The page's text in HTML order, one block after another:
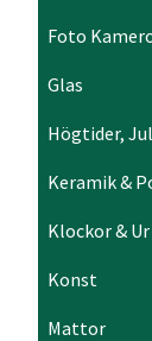
Foto
Glas
Högtider,
Keramik &
Klockor & Ur
Konst
Mattor